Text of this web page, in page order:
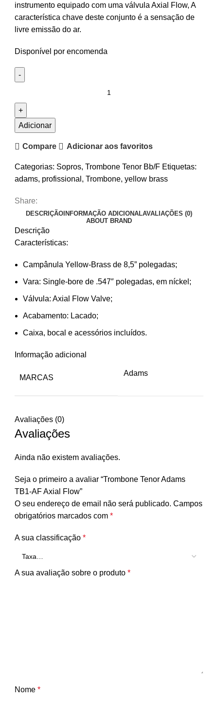
instrumento equipado com uma válvula Axial Flow, A
característica chave deste conjunto é a sensação de
livre emissão do ar.
Disponível por encomenda
Trombone
Tenor
TB1-
Adicionar
Compare Adicionar aos favoritos
Categorias: Sopros, Trombone Tenor Bb/F Etiquetas:
adams, profissional , Trombone, yellow brass
Share:
DESCRIÇÃOINFORMAÇÃO ADICIONALAVALIAÇÕES (0)
ABOUT BRAND
Descrição
Características:
Campânula Yellow-Brass de 8,5” polegadas;
Vara: Single-bore de .547″ polegadas, em níckel;
Válvula: Axial Flow Valve;
Acabamento: Lacado;
Caixa, bocal e acessórios incluídos.
Informação adicional
MARCAS
Adams
Avaliações (0)
Avaliações
Ainda não existem avaliações.
Seja o primeiro a avaliar “Trombone Tenor Adams
TB1-AF Axial Flow”
O seu endereço de email não será publicado. Campos
obrigatórios marcados com *
A sua classificação *
A sua avaliação sobre o produto *
Nome *